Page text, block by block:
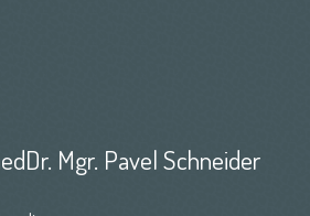
Mgr. Pavel Schneider